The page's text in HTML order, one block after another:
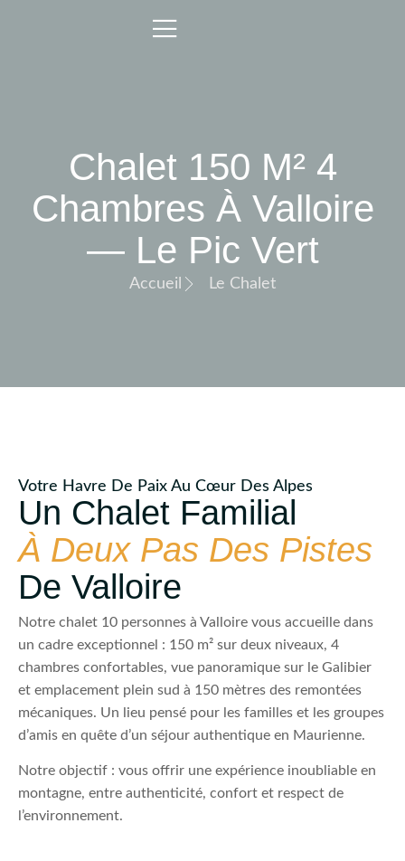
Chalet 150 M² 4
Chambres À Valloire
— Le Pic Vert
Accueil Le Chalet
Votre Havre De Paix Au Cœur Des Alpes
Un Chalet Familial
À Deux Pas Des Pistes
De Valloire
Notre chalet 10 personnes à Valloire vous accueille dans
un cadre exceptionnel : 150 m² sur deux niveaux, 4
chambres confortables, vue panoramique sur le Galibier
et emplacement plein sud à 150 mètres des remontées
mécaniques. Un lieu pensé pour les familles et les groupes
d’amis en quête d’un séjour authentique en Maurienne.
Notre objectif : vous offrir une expérience inoubliable en
montagne, entre authenticité, confort et respect de
l’environnement.